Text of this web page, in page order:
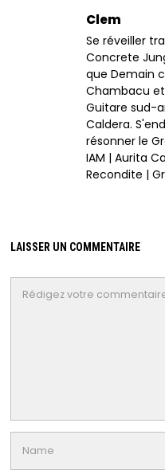
Clem
Se réveiller
Concrete
que Demain
Chambacu
Guitare sud-
Caldera.
résonner le
IAM | Aurita
Recondite |
LAISSER UN COMMENTAIRE